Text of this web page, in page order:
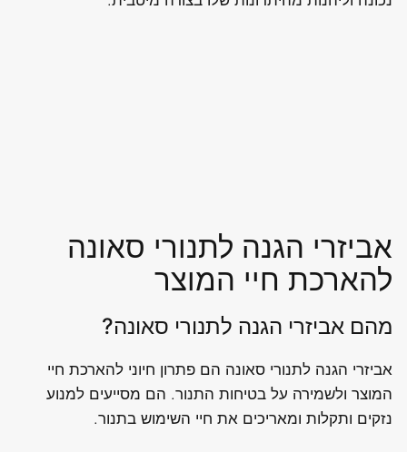
אביזרי הגנה לתנורי סאונה
להארכת חיי המוצר
מהם אביזרי הגנה לתנורי סאונה?
אביזרי הגנה לתנורי סאונה הם פתרון חיוני להארכת חיי
המוצר ולשמירה על בטיחות התנור. הם מסייעים למנוע
נזקים ותקלות ומאריכים את חיי השימוש בתנור.